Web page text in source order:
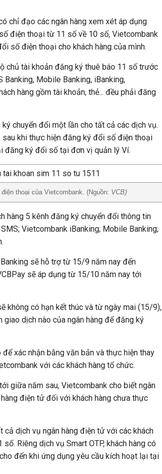
chỉ đạo các ngân hàng xem xét áp dụng
điện thoại từ 11 số về 10 số, Vietcombank
số điện thoại cho khách hàng của mình.
chủ tài khoản đăng ký thuê báo 11 số trước
Mobile Banking, iBanking,
hàng gồm tài khoản, thẻ... đều phải đăng
chuyển đổi một lần cho tất cả các dịch vụ.
khi thực hiện đăng ký đổi số điện thoại
đăng ký đổi số tại đơn vị quản lý Ví.
thoại của Vietcombank. (Nguồn: VCB)
hàng 5 kênh đăng ký chuyển đổi thông tin
Vietcombank iBanking; Mobile Banking;
sẽ hỗ trợ từ 15/9 năm nay đến
sẽ áp dụng từ 15/10 năm nay tới
không có hạn kết thúc và từ ngày mai (15/9),
dịch nào của ngân hàng để đăng ký
xác nhận bằng văn bản và thực hiện thay
với các khách hàng tổ chức.
giữa năm sau, Vietcombank cho biết ngân
điện tử đối với khách hàng chưa thực
dịch vụ ngân hàng điện tử với các khách
Riêng dịch vụ Smart OTP, khách hàng có
đến khi ứng dụng yêu cầu kích hoạt lại tại